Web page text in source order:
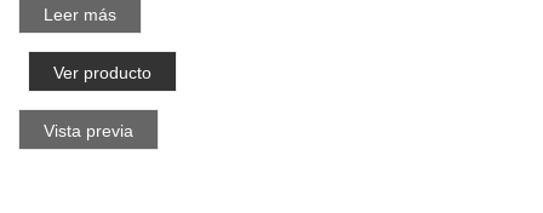
Leer más
Ver producto
Vista previa